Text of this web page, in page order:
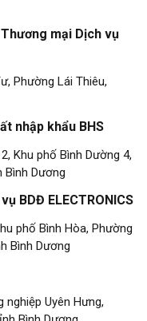
mại Dịch vụ
Phường Lái Thiêu,
nhập khẩu BHS
Khu phố Bình Dường 4,
Bình Dương
BDĐ ELECTRONICS
phố Bình Hòa, Phường
Bình Dương
Uyên Hưng,